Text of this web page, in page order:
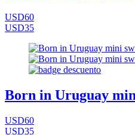
USD60
USD35
Born in Uruguay
USD60
USD35